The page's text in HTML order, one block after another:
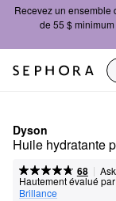
Recevez un ensemble
de 55 $
Dyson
Huile hydratante
68 |
Hautement évalué
Brillance